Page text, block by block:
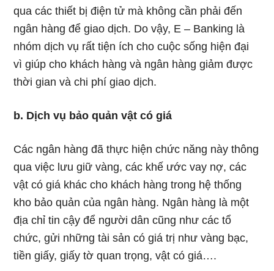
qua các thiết bị điện tử mà không cần phải đến
ngân hàng để giao dịch. Do vậy, E – Banking là
nhóm dịch vụ rất tiện ích cho cuộc sống hiện đại
vì giúp cho khách hàng và ngân hàng giảm được
thời gian và chi phí giao dịch.
b. Dịch vụ bảo quản vật có giá
Các ngân hàng đã thực hiện chức năng này thông
qua việc lưu giữ vàng, các khế ước vay nợ, các
vật có giá khác cho khách hàng trong hệ thống
kho bảo quản của ngân hàng. Ngân hàng là một
địa chỉ tin cậy để người dân cũng như các tổ
chức, gửi những tài sản có giá trị như vàng bạc,
tiền giấy, giấy tờ quan trọng, vật có giá….